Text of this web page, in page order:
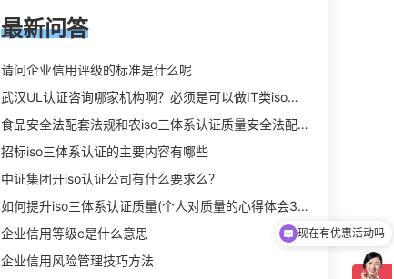
的就业方向、cpa和cma未来就业方
向、大学生考完cma，就哪些就业方
向相关iso体系认证知识，详情可查看
最新问答
请问企业信用评级的标准是什么呢
武汉UL认证咨询哪家机构啊？必须是可以做IT类iso三体系认证UL认证的机构？
食品安全法配套法规和农iso三体系认证质量安全法配套法规分别是什么？
招标iso三体系认证的主要内容有哪些
中证集团开iso认证公司有什么要求么？
如何提升iso三体系认证质量(个人对质量的心得体会300字)
企业信用等级c是什么意思
企业信用风险管理技巧方法
可以介绍下你们的产品么